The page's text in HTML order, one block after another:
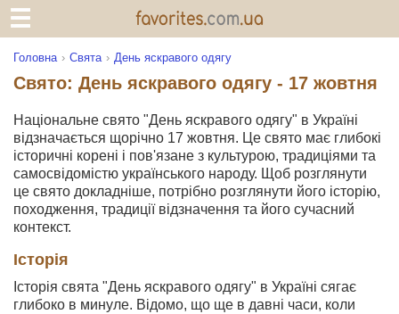
Головна Свята День яскравого одягу
Свято: День яскравого одягу - 17 жовтня
Національне свято "День яскравого одягу" в Україні
відзначається щорічно 17 жовтня. Це свято має глибокі
історичні корені і пов'язане з культурою, традиціями та
самосвідомістю українського народу. Щоб розглянути
це свято докладніше, потрібно розглянути його історію,
походження, традиції відзначення та його сучасний
контекст.
Історія
Історія свята "День яскравого одягу" в Україні сягає
глибоко в минуле. Відомо, що ще в давні часи, коли